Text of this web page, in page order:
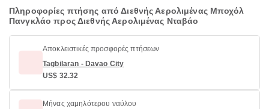
Πληροφορίες πτήσης από Διεθνής Αερολιμένας Μποχόλ
Πανγκλάο προς Διεθνής Αερολιμένας Νταβάο
Αποκλειστικές προσφορές πτήσεων
Tagbilaran - Davao City
US$ 32.32
Μήνας χαμηλότερου ναύλου